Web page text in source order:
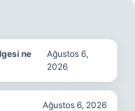
ne
Ağustos 6,
2026
Ağustos 6, 2026